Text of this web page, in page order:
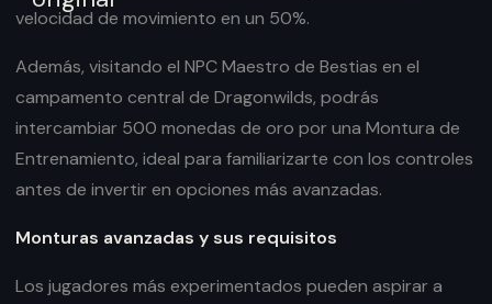
velocidad de movimiento en un 50%.
Además, visitando el NPC Maestro de Bestias en el
campamento central de Dragonwilds, podrás
intercambiar 500 monedas de oro por una Montura de
Entrenamiento, ideal para familiarizarte con los controles
antes de invertir en opciones más avanzadas.
Monturas avanzadas y sus requisitos
Los jugadores más experimentados pueden aspirar a